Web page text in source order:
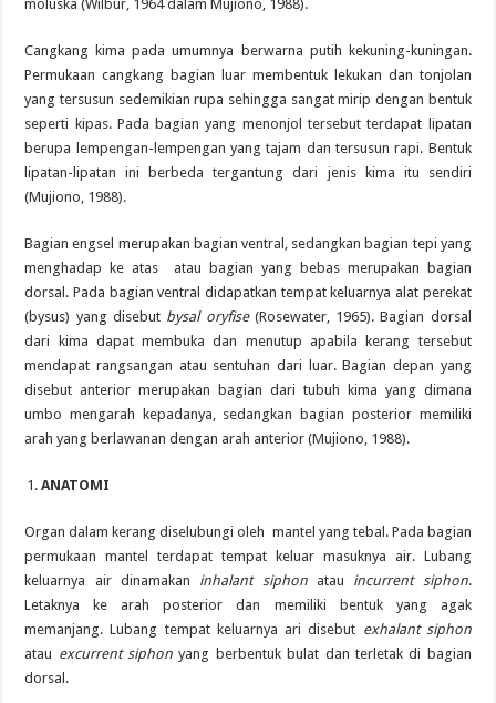
moluska (Wilbur 1964 dalam Mujiono, 1988).
Cangkang kima pada umumnya berwarna putih kekuning-kuningan.
Permukaan cangkang bagian luar membentuk lekukan dan tonjolan
yang tersusun sedemikian rupa sehingga sangat mirip dengan bentuk
seperti kipas. Pada bagian yang menonjol tersebut terdapat lipatan
berupa lempengan-lempengan yang tajam dan tersusun rapi. Bentuk
lipatan-lipatan ini berbeda tergantung dari jenis kima itu sendiri
(Mujiono, 1988).
Bagian engsel merupakan bagian ventral, sedangkan bagian tepi yang
menghadap ke atas atau bagian yang bebas merupakan bagian
dorsal. Pada bagian ventral didapatkan tempat keluarnya alat perekat
(bysus) yang disebut bysal oryfise(Rosewater, 1965). Bagian dorsal
dari kima dapat membuka dan menutup apabila kerang tersebut
mendapat rangsangan atau sentuhan dari luar. Bagian depan yang
disebut anterior merupakan bagian dari tubuh kima yang dimana
umbo mengarah kepadanya, sedangkan bagian posterior memiliki
arah yang berlawanan dengan arah anterior (Mujiono 1988).
ANATOMI
Organ dalam kerang diselubungi oleh mantel yang tebal. Pada bagian
permukaan mantel terdapat tempat keluar masuknya air. Lubang
keluarnya air dinamakan inhalant siphonatau incurrent siphon.
Letaknya ke arah posterior dan memiliki bentuk yang agak
memanjang. Lubang tempat keluarnya ari disebut exhalant siphon
atau excurrent siphon yang berbentuk bulat dan terletak di bagian
dorsal.